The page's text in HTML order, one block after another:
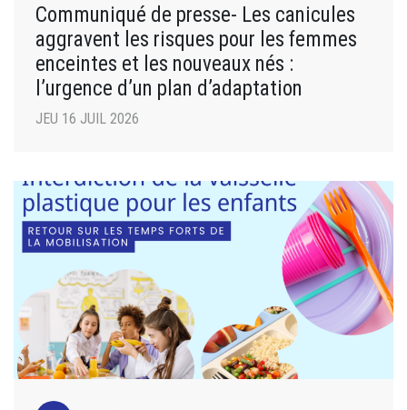
Communiqué de presse- Les canicules
aggravent les risques pour les femmes
enceintes et les nouveaux nés :
l’urgence d’un plan d’adaptation
JEU 16 JUIL 2026